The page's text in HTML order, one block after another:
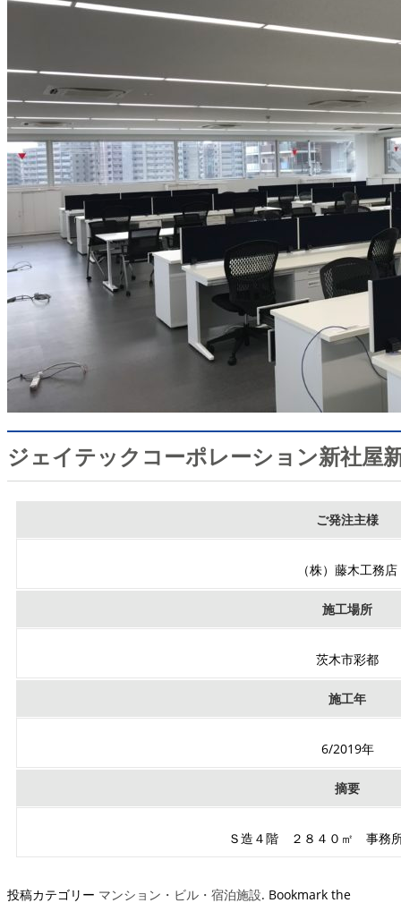
ジェイテックコーポレーション新社屋
ご発注主様
（株）藤木工務店
施工場所
茨木市彩都
施工年
6/2019年
摘要
Ｓ造４階 ２８４０㎡ 事務
投稿カテゴリー マンション・ビル・宿泊施設. Bookmark the